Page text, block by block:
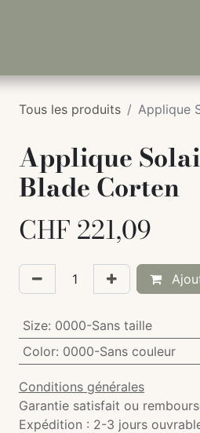
Tous les produits Applique
Applique
Blade Corten
CHF 221,09
Size: 0000-Sans taille
Color: 0000-Sans couleur
Conditions générales
Garantie satisfait ou
Expédition : 2-3 jours